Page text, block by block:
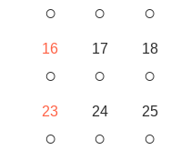
○ ○ ○
16
○
17
○
18
○
23
○
24
○
25
○